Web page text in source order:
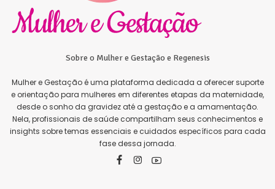
Sobre o Mulher e Gestação e Regenesis
Mulher e Gestação é uma plataforma dedicada a oferecer suporte
e orientação para mulheres em diferentes etapas da maternidade,
desde o sonho da gravidez até a gestação e a amamentação.
Nela, profissionais de saúde compartilham seus conhecimentos e
insights sobre temas essenciais e cuidados específicos para cada
fase dessa jornada.